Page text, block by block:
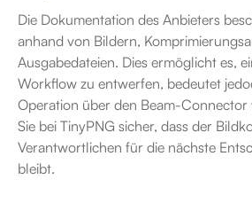
Die Dokumentation des Anbieters
anhand von Bildern,
Ausgabedateien. Dies ermöglicht es,
Workflow zu entwerfen, bedeutet
Operation über den Beam-Connector
Sie bei TinyPNG sicher, dass der
Verantwortlichen für die nächste
bleibt.